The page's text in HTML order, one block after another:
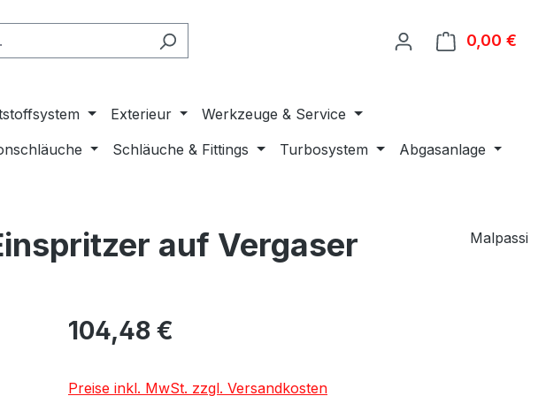
0,00 €
Exterieur
Werkzeuge & Service
Schläuche & Fittings Turbosystem Abgasanlage
auf Vergaser Malpassi
104,48 €
Preise inkl. MwSt. zzgl. Versandkosten